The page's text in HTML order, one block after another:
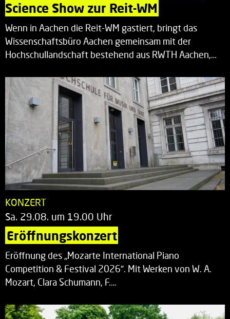
Science Show zur Reit-WM
Wenn in Aachen die Reit-WM gastiert, bringt das
Wissenschaftsbüro Aachen gemeinsam mit der
Hochschullandschaft bestehend aus RWTH Aachen,…
KONZERT
Sa. 29.08. um 19.00 Uhr
Eröffnungskonzert
Eröffnung des „Mozarte International Piano
Competition & Festival 2026“. Mit Werken von W. A.
Mozart, Clara Schumann, F.…